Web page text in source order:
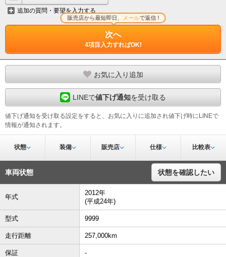
追加の質問・要望を入力する
次へ
4項目入力すればOK!
販売店から最短即日、 メールで返信 !
お気に入り追加
LINEで値下げ通知を受け取る
値下げ通知を受け取る設定をすると、お気に入りに追加され値下げ時にLINEで
情報が通知されます。
状態 装備 販売店 仕様 比較表
車両状態 状態を確認したい
年式
2012年
(平成24年)
型式 9999
走行距離 257,000km
保証 -